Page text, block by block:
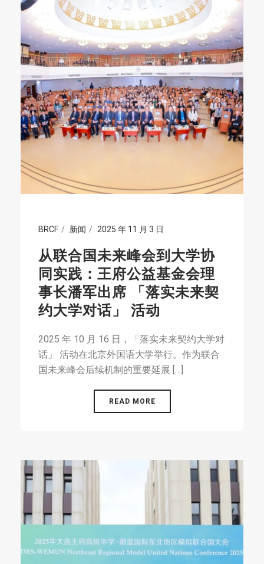
BRCF 新闻 2025 年 11 月 3 日
从联合国未来峰会到大学协
同实践：王府公益基金会理
事长潘军出席 「落实未来契
约大学对话」 活动
2025 年 10 月 16 日，「落实未来契约大学对
话」 活动在北京外国语大学举行。作为联合
国未来峰会后续机制的重要延展 […]
READ MORE